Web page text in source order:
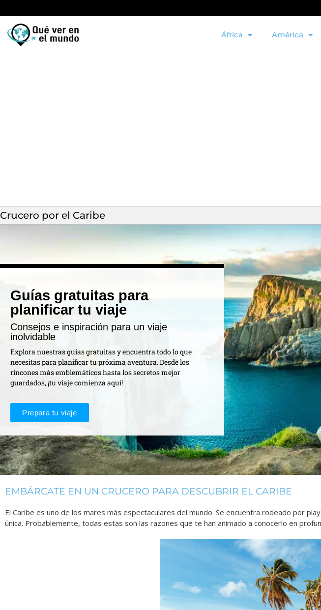
África América
Crucero por el Caribe
Guías gratuitas para
planificar tu viaje
Consejos e inspiración para un viaje
inolvidable
Explora nuestras guías gratuitas y encuentra todo lo que
necesitas para planificar tu próxima aventura. Desde los
rincones más emblemáticos hasta los secretos mejor
guardados, ¡tu viaje comienza aquí!
Prepara tu viaje
EMBÁRCATE EN UN CRUCERO PARA DESCUBRIR EL CARIBE
El Caribe es uno de los mares más espectaculares del mundo. Se encuentra rodeado por
única. Probablemente, todas estas son las razones que te han animado a conocerlo en